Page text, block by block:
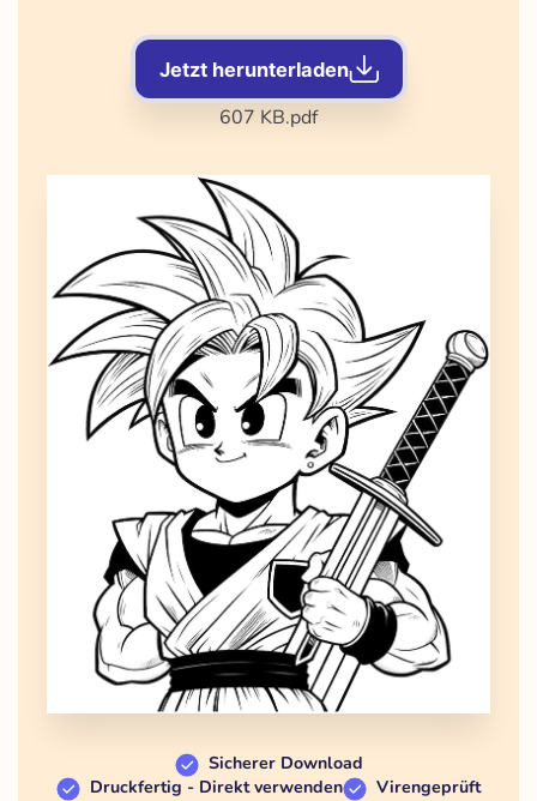
Jetzt herunterladen
607 KB.pdf
Sicherer Download
Druckfertig - Direkt verwenden
Virengeprüft